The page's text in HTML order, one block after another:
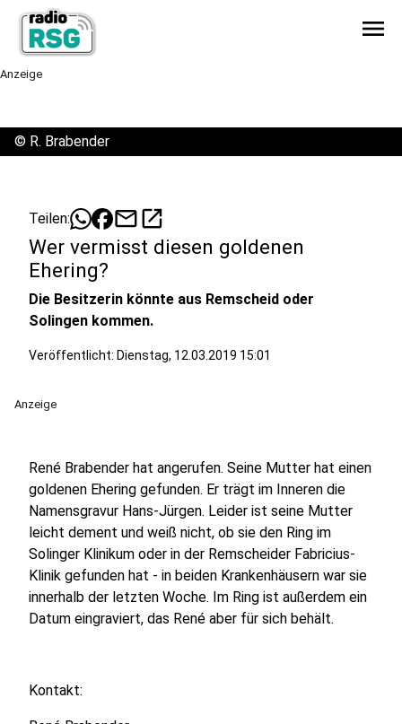
menu
Anzeige
© R. Brabender
Teilen: mailopen_in_new
Wer vermisst diesen goldenen
Ehering?
Die Besitzerin könnte aus Remscheid oder
Solingen kommen.
Veröffentlicht: Dienstag, 12.03.2019 15:01
Anzeige
René Brabender hat angerufen. Seine Mutter hat einen
goldenen Ehering gefunden. Er trägt im Inneren die
Namensgravur Hans-Jürgen. Leider ist seine Mutter
leicht dement und weiß nicht, ob sie den Ring im
Solinger Klinikum oder in der Remscheider Fabricius-
Klinik gefunden hat - in beiden Krankenhäusern war sie
innerhalb der letzten Woche. Im Ring ist außerdem ein
Datum eingraviert, das René aber für sich behält.
Kontakt: